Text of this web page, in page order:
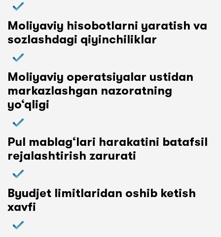
Moliyaviy hisobotlarni yaratish va
sozlashdagi qiyinchiliklar
Moliyaviy operatsiyalar ustidan
markazlashgan nazoratning
yo‘qligi
Pul mablag‘lari harakatini batafsil
rejalashtirish zarurati
Byudjet limitlaridan oshib ketish
xavfi